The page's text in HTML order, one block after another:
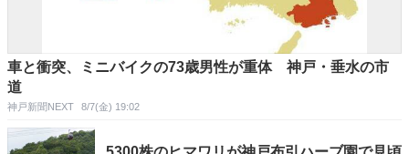
車と衝突、ミニバイクの73歳男性が重体 神戸・垂水の市
道
神戸新聞NEXT 8/7(金) 19:02